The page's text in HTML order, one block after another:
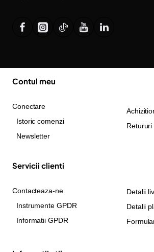
Contul meu
Conectare
Istoric comenzi
Newsletter
Retururi
Servicii clienti
Contacteaza-ne
Instrumente GPDR
Informatii GPDR
Detalii
Detalii